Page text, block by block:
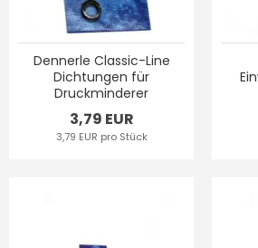
Dennerle Classic-Line
Dichtungen für
Druckminderer
3,79 EUR
3,79 EUR pro Stück